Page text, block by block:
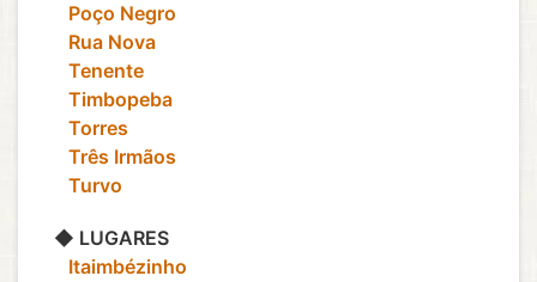
‎ ‎ ‎ Poço Negro
‎ ‎ ‎ Rua Nova
‎ ‎ ‎ Tenente
‎ ‎ ‎ Timbopeba
‎ ‎ ‎ Torres
‎ ‎ ‎ Três Irmãos
‎ ‎ ‎ Turvo
◆ LUGARES
‎ ‎ ‎ Itaimbézinho